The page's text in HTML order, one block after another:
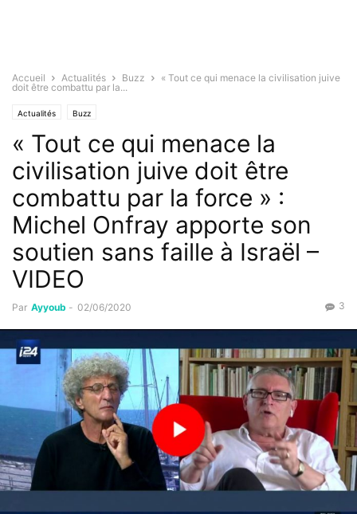
Accueil Actualités Buzz
« Tout ce qui menace la civilisation juive
doit être combattu par la...
Actualités Buzz
« Tout ce qui menace la
civilisation juive doit être
combattu par la force » :
Michel Onfray apporte son
soutien sans faille à Israël –
VIDEO
Par Ayyoub - 02/06/2020 3